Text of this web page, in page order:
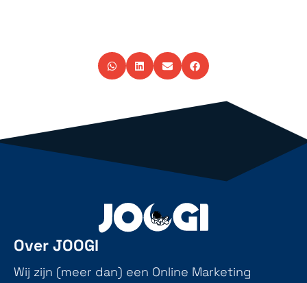
Over JOOGI
Wij zijn (meer dan) een Online Marketing